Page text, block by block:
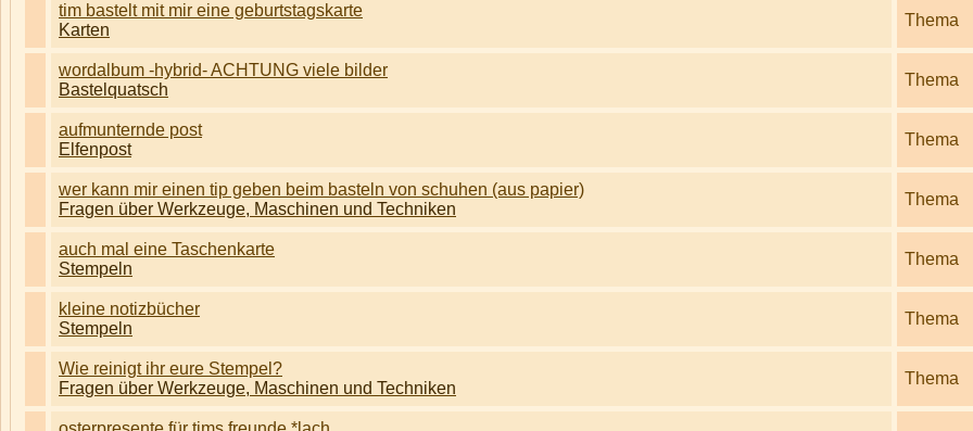
tim bastelt mit mir eine geburtstagskarte
Karten
Thema
wordalbum -hybrid- ACHTUNG viele bilder
Bastelquatsch
Thema
aufmunternde post
Elfenpost
Thema
wer kann mir einen tip geben beim basteln von schuhen (aus papier)
Fragen über Werkzeuge, Maschinen und Techniken
Thema
auch mal eine Taschenkarte
Stempeln
Thema
kleine notizbücher
Stempeln
Thema
Wie reinigt ihr eure Stempel?
Fragen über Werkzeuge, Maschinen und Techniken
Thema